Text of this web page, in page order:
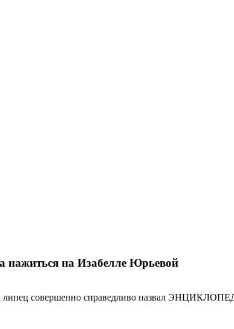
на Изабелле Юрьевой
липец совершенно справедливо назвал